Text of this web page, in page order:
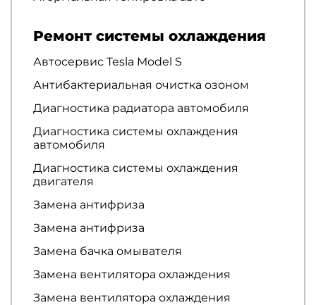
Ремонт системы охлаждения
Автосервис Tesla Model S
Антибактериальная очистка озоном
Диагностика радиатора автомобиля
Диагностика системы охлаждения
автомобиля
Диагностика системы охлаждения
двигателя
Замена антифриза
Замена антифриза
Замена бачка омывателя
Замена вентилятора охлаждения
Замена вентилятора охлаждения